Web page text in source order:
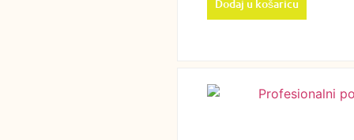
Dodaj u košaricu